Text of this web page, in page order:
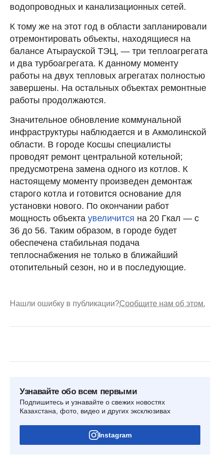
водопроводных и канализационных сетей.
К тому же на этот год в области запланировали
отремонтировать объекты, находящиеся на
балансе Атырауской ТЭЦ, — три теплоагрегата
и два турбоагрегата. К данному моменту
работы на двух тепловых агрегатах полностью
завершены. На остальных объектах ремонтные
работы продолжаются.
Значительное обновление коммунальной
инфраструктуры наблюдается и в Акмолинской
области. В городе Косшы специалисты
проводят ремонт центральной котельной;
предусмотрена замена одного из котлов. К
настоящему моменту произведен демонтаж
старого котла и готовится основание для
установки нового. По окончании работ
мощность объекта увеличится на 20 Гкал — с
36 до 56. Таким образом, в городе будет
обеспечена стабильная подача
теплоснабжения не только в ближайший
отопительный сезон, но и в последующие.
Нашли ошибку в публикации?Сообщите нам об этом.
Узнавайте обо всем первыми
Подпишитесь и узнавайте о свежих новостях
Казахстана, фото, видео и других эксклюзивах
Instagram